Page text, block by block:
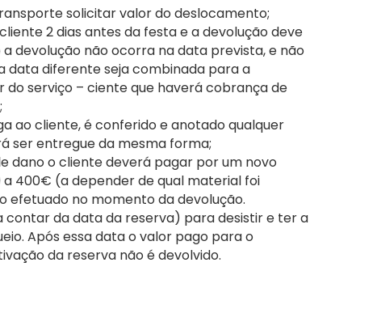
solicitar valor do deslocamento;
2 dias antes da festa e a devolução deve
devolução não ocorra na data prevista, e não
data diferente seja combinada para a
serviço – ciente que haverá cobrança de
ao cliente, é conferido e anotado qualquer
ser entregue da mesma forma;
dano o cliente deverá pagar por um novo
400€ (a depender de qual material foi
efetuado no momento da devolução.
contar da data da reserva) para desistir e ter a
Após essa data o valor pago para o
da reserva não é devolvido.